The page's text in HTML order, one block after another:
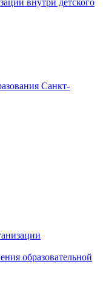
Санкт-
образовательной